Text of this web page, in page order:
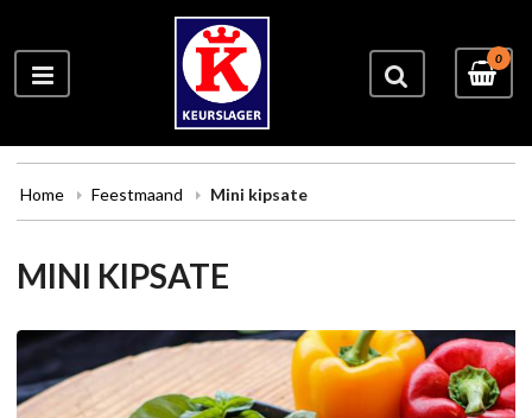
0
Home Feestmaand Mini kipsate
MINI KIPSATE